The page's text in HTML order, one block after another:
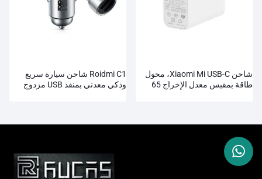
شاحن Xiaomi Mi USB-C، محول
طاقة بمقبس معدل الإخراج 65
Roidmi C1 شاحن سيارة سريع
وذكي معدني بمنفذ USB مزدوج